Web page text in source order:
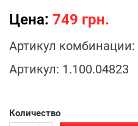
Цена: 749 грн.
Артикул комбинации:
Артикул: 1.100.04823
Количество